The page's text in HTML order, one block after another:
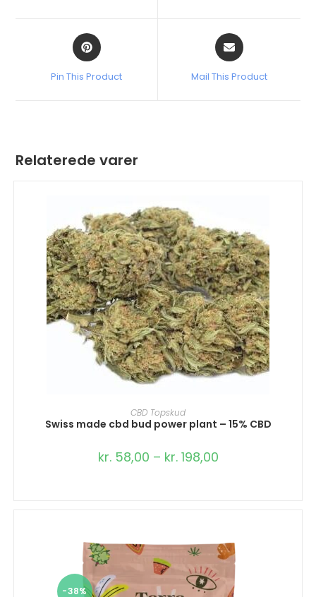
Pin This Product Mail This Product
Relaterede varer
VÆLG MULIGHEDER
CBD Topskud
Swiss made cbd bud power plant – 15% CBD
kr.58,00 – kr.198,00
-38%